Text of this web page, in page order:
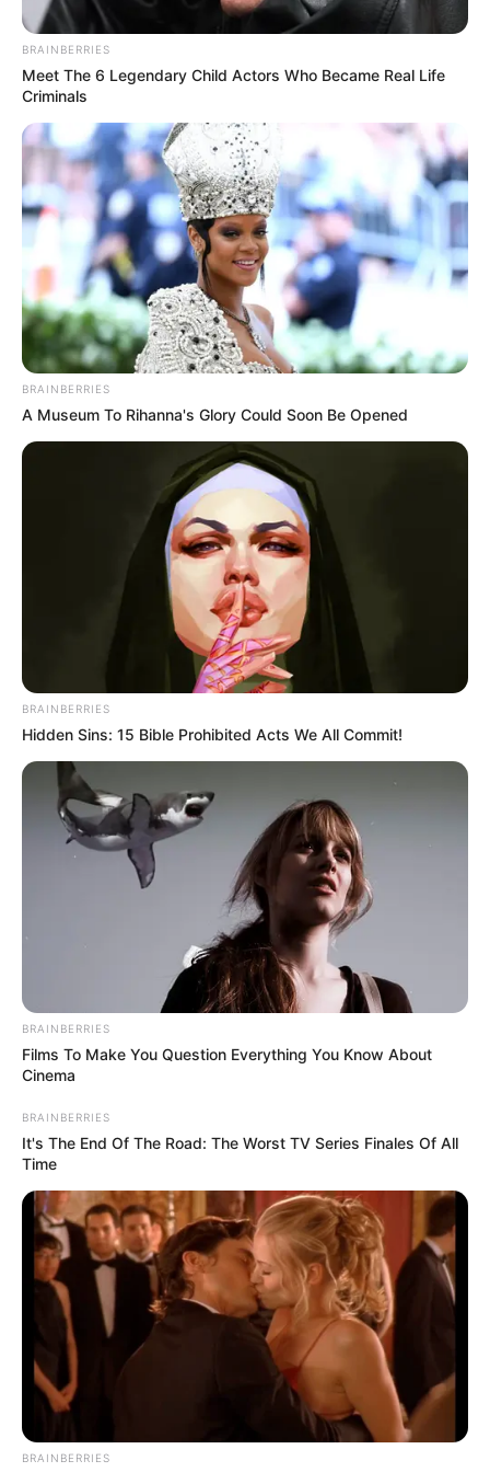
Posted
in
Friss hírek
Fontos hír érkezett a
nyugdíjasokat érintő
kifizetésekről.
bySzerző • June 18, 2026
BRAINBERRIES
Meet The 6 Legendary Child Actors Who Became Real Life
Criminals
BRAINBERRIES
A Museum To Rihanna's Glory Could Soon Be Opened
BRAINBERRIES
Hidden Sins: 15 Bible Prohibited Acts We All Commit!
BRAINBERRIES
Films To Make You Question Everything You Know About
Cinema
BRAINBERRIES
It's The End Of The Road: The Worst TV Series Finales Of All
Time
BRAINBERRIES